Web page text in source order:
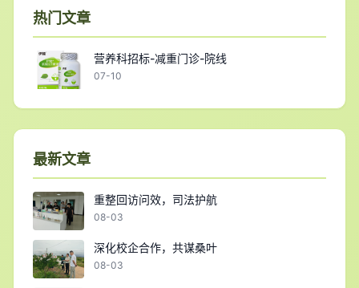
热门文章
营养科招标-减重门诊-院线
07-10
最新文章
重整回访问效，司法护航
08-03
深化校企合作，共谋桑叶
08-03